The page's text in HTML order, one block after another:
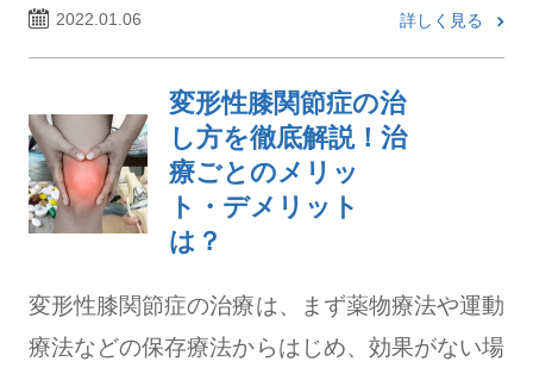
2022.01.06 詳しく見る
変形性膝関節症の治
し方を徹底解説！治
療ごとのメリッ
ト・デメリット
は？
変形性膝関節症の治療は、まず薬物療法や運動
療法などの保存療法からはじめ、効果がない場